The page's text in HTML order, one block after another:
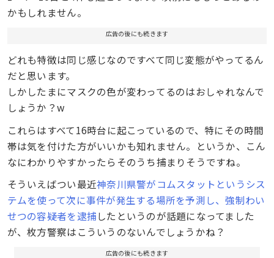
かもしれません。
広告の後にも続きます
どれも特徴は同じ感じなのですべて同じ変態がやってるん
だと思います。
しかしたまにマスクの色が変わってるのはおしゃれなんで
しょうか？w
これらはすべて16時台に起こっているので、特にその時間
帯は気を付けた方がいいかも知れません。というか、こん
なにわかりやすかったらそのうち捕まりそうですね。
そういえばつい最近神奈川県警がコムスタットというシス
テムを使って次に事件が発生する場所を予測し、強制わい
せつの容疑者を逮捕したというのが話題になってました
が、枚方警察はこういうのないんでしょうかね？
広告の後にも続きます